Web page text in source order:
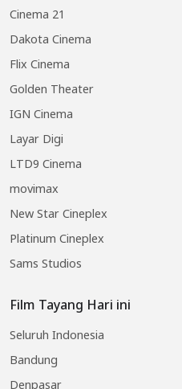
Cinema 21
Dakota Cinema
Flix Cinema
Golden Theater
IGN Cinema
Layar Digi
LTD9 Cinema
movimax
New Star Cineplex
Platinum Cineplex
Sams Studios
Film Tayang Hari ini
Seluruh Indonesia
Bandung
Denpasar